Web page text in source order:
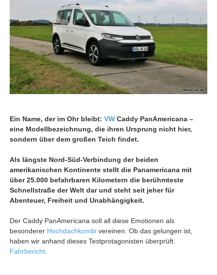
Ein Name, der im Ohr bleibt: VW Caddy PanAmericana –
eine Modellbezeichnung, die ihren Ursprung nicht hier,
sondern über dem großen Teich findet.
Als längste Nord-Süd-Verbindung der beiden
amerikanischen Kontinente stellt die Panamericana mit
über 25.000 befahrbaren Kilometern die berühmteste
Schnellstraße der Welt dar und steht seit jeher für
Abenteuer, Freiheit und Unabhängigkeit.
Der Caddy PanAmericana soll all diese Emotionen als
besonderer Hochdachkombi vereinen. Ob das gelungen ist,
haben wir anhand dieses Testprotagonisten überprüft.
Fahrbericht